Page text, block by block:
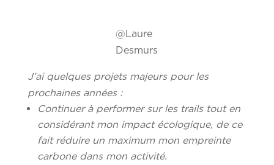
@Laure
Desmurs
J’ai quelques projets majeurs pour les
prochaines années :
Continuer à performer sur les trails tout en
considérant mon impact écologique, de ce
fait réduire un maximum mon empreinte
carbone dans mon activité.